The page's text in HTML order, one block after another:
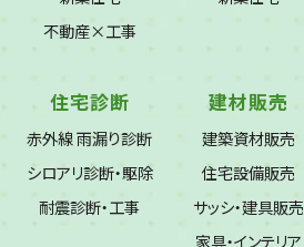
不動産×工事
住宅診断
赤外線 雨漏り診断
シロアリ診断・駆除
耐震診断・工事
建材販売
建築資材販売
住宅設備販売
サッシ・建具販売
家具・インテリア